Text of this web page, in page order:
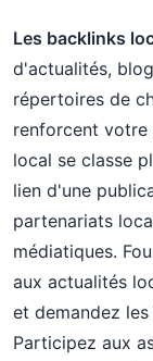
Les backlinks
d'actualités,
répertoires de
renforcent votre
local se classe
lien d'une
partenariats
médiatiques.
aux actualités
et demandez
Participez aux